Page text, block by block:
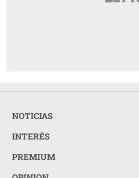
NOTICIAS
INTERÉS
PREMIUM